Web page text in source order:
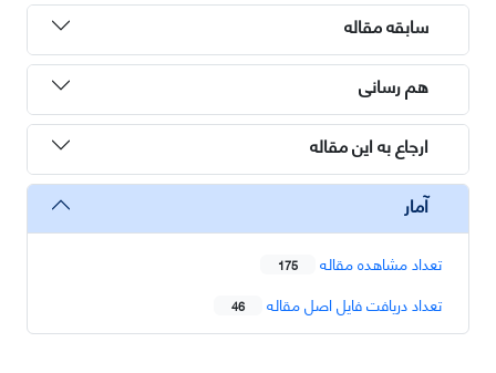
سابقه مقاله
هم رسانی
ارجاع به این مقاله
آمار
تعداد مشاهده مقاله 175
تعداد دریافت فایل اصل مقاله 46